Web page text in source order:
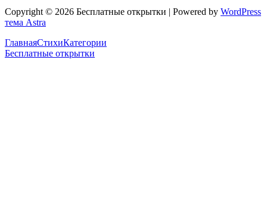
Copyright © 2026 Бесплатные открытки | Powered by WordPress
тема Astra
ГлавнаяСтихиКатегории
Бесплатные открытки